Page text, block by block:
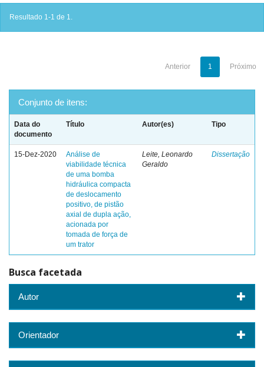
Resultado 1-1 de 1.
Anterior 1 Próximo
Conjunto de itens:
Data do
documento
Título Autor(es) Tipo
15-Dez-2020
Análise de
viabilidade técnica
de uma bomba
hidráulica compacta
de deslocamento
positivo, de pistão
axial de dupla ação,
acionada por
tomada de força de
um trator
Leite, Leonardo
Geraldo
Dissertação
Busca facetada
Autor
Orientador